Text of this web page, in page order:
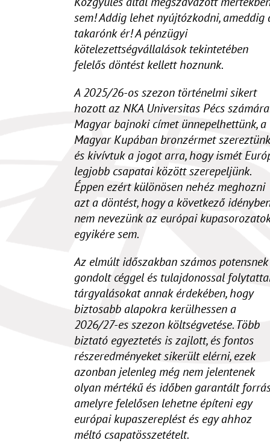
sem! Addig lehet nyújtózkodni, ameddig
takarónk ér! A pénzügyi
kötelezettségvállalások tekintetében
felelős döntést kellett hoznunk.
A 2025/26-os szezon történelmi sikert
hozott az NKA Universitas Pécs számára.
Magyar bajnoki címet ünnepelhettünk, a
Magyar Kupában bronzérmet
és kivívtuk a jogot arra, hogy ismét
legjobb csapatai között szerepeljünk.
Éppen ezért különösen nehéz meghozni
azt a döntést, hogy a következő
nem nevezünk az európai
egyikére sem.
Az elmúlt időszakban számos potensnek
gondolt céggel és tulajdonossal
tárgyalásokat annak érdekében, hogy
biztosabb alapokra kerülhessen a
2026/27-es szezon költségvetése. Több
biztató egyeztetés is zajlott, és fontos
részeredményeket sikerült elérni, ezek
azonban jelenleg még nem jelentenek
olyan mértékű és időben garantált
amelyre felelősen lehetne építeni egy
európai kupaszereplést és egy ahhoz
méltó csapatösszetételt.